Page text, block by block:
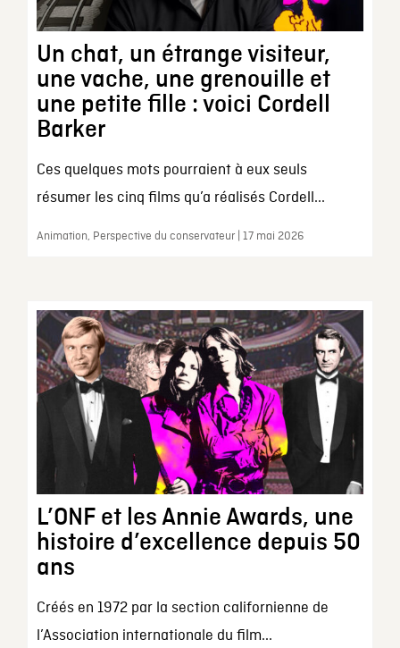
Un chat, un étrange visiteur,
une vache, une grenouille et
une petite fille : voici Cordell
Barker
Ces quelques mots pourraient à eux seuls
résumer les cinq films qu’a réalisés Cordell...
Animation, Perspective du conservateur | 17 mai 2026
L’ONF et les Annie Awards, une
histoire d’excellence depuis 50
ans
Créés en 1972 par la section californienne de
l’Association internationale du film...